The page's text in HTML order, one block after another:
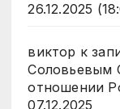
26.12.2025
виктор к
Соловьевым
отношении
07.12.2025